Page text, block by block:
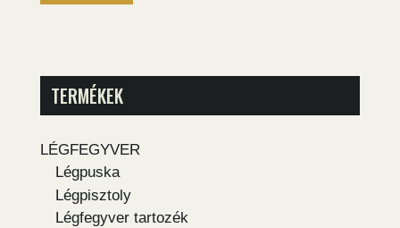
TERMÉKEK
LÉGFEGYVER
Légpuska
Légpisztoly
Légfegyver tartozék